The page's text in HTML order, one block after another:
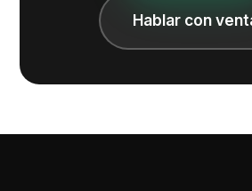
Hablar con